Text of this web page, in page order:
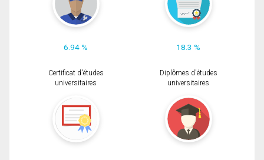
6.94 % 18.3 %
Certificat d'études
universitaires
Diplômes d'études
universitaires